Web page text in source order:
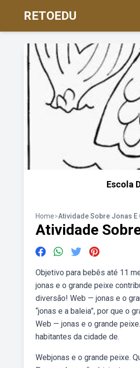
RETOEDU
Escola
Home>Atividade Sobre Jonas E
Atividade
Objetivo para bebês até 11
jonas e o grande peixe
diversão! Web — jonas e o
“jonas e a baleia”, por que o
Web — jonas e o grande
habitantes da cidade de.
Webjonas e o grande peixe.